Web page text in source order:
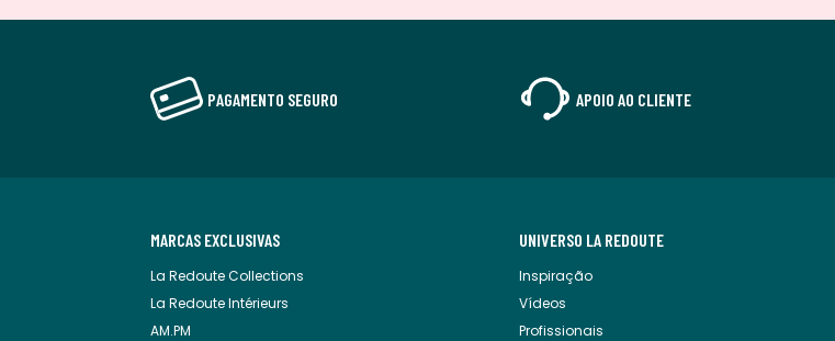
PAGAMENTO SEGURO APOIO AO CLIENTE
MARCAS EXCLUSIVAS
La Redoute Collections
La Redoute Intérieurs
AM.PM
UNIVERSO LA REDOUTE
Inspiração
Vídeos
Profissionais